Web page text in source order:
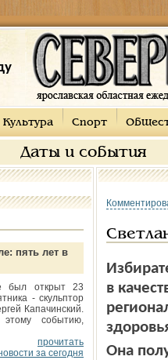
Культура Спорт
Даты и события
пять лет в
был открыт 23
- скульптор
Капачинский.
событию,
прочитать
за сегодня
в
Она